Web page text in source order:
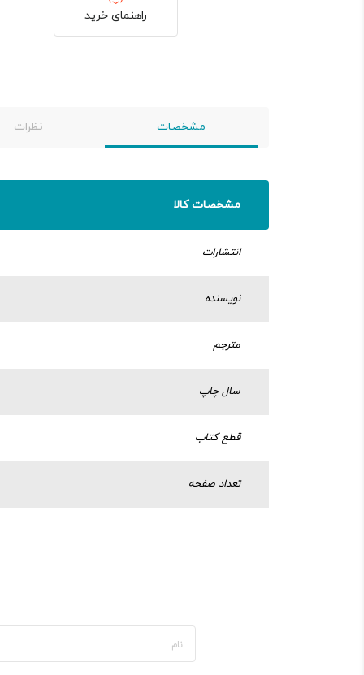
راهنمای خرید
مشخصات نظرات
مشخصات کالا
انتشارات
نویسنده
مترجم
سال چاپ
قطع کتاب
تعداد صفحه